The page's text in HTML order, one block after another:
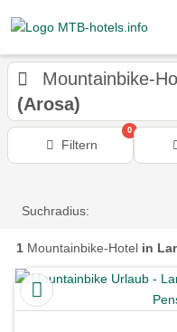
Mountainbike-
(Arosa)
Filtern
0
Suchradius:
1Mountainbike-Hotel in